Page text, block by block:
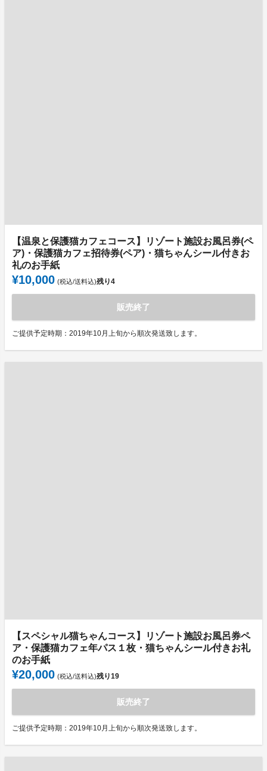
【温泉と保護猫カフェコース】リゾート施設お風呂券(ペ
ア)・保護猫カフェ招待券(ペア)・猫ちゃんシール付きお
礼のお手紙
¥10,000 (税込/送料込)残り4
販売終了
ご提供予定時期：2019年10月上旬から順次発送致します。
【スペシャル猫ちゃんコース】リゾート施設お風呂券ペ
ア・保護猫カフェ年パス１枚・猫ちゃんシール付きお礼
のお手紙
¥20,000 (税込/送料込)残り19
販売終了
ご提供予定時期：2019年10月上旬から順次発送致します。